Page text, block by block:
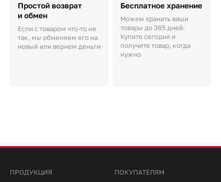
Простой возврат
и обмен
Если с товаром что-то не
так, мы обменяем его на
новый или вернем деньги
Бесплатное хранение
Можем хранить ваши
товары до 365 дней.
Купите сегодня и
получите товар, когда
нужно
ПРОДУКЦИЯ ПОКУПАТЕЛЯМ